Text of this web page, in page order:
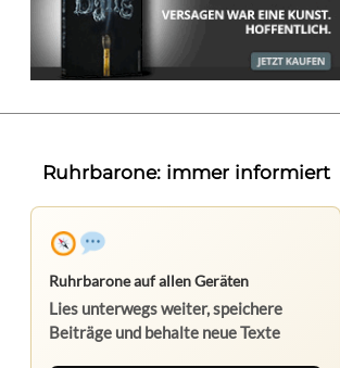
Ruhrbarone: immer informiert
Ruhrbarone auf allen Geräten
Lies unterwegs weiter, speichere
Beiträge und behalte neue Texte